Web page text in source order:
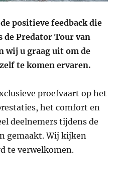
positieve feedback die
Predator Tour van
wij u graag uit om de
te komen ervaren.
proefvaart op het
het comfort en
deelnemers tijdens de
gemaakt. Wij kijken
te verwelkomen.